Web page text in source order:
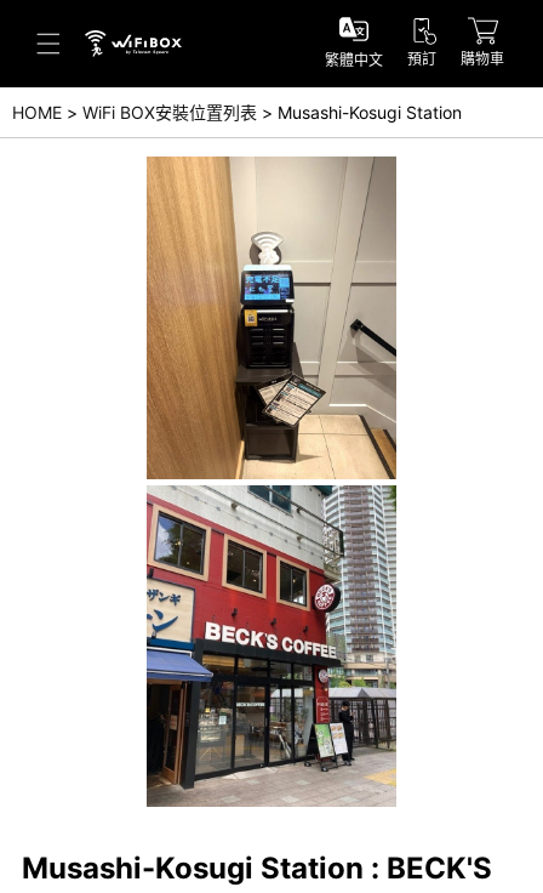
幫助中心(日本語)
幫助中心(英語)
詢問(日本語)
繁體中文 預訂 購物車
HOME WiFi BOX安裝位置列表 Musashi-Kosugi Station
Musashi-Kosugi Station : BECK'S